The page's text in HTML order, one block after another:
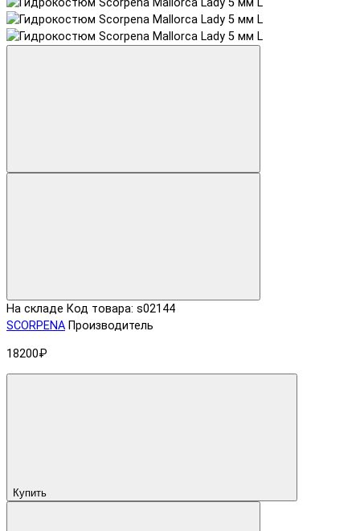
На складе Код товара: s02144
SCORPENA Производитель
18200₽
Купить